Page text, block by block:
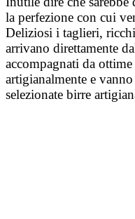
la perfezione con cui
Deliziosi i taglieri,
arrivano direttamente
accompagnati da
artigianalmente e
selezionate birre